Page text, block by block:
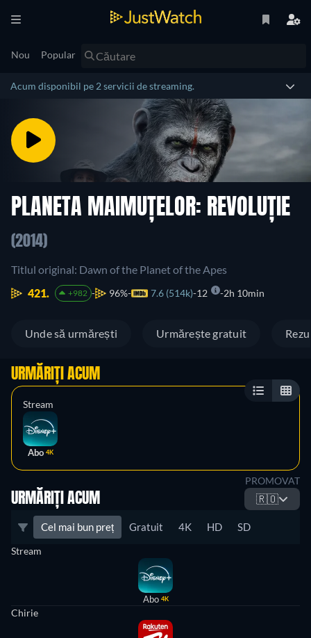
Nou Popular
Acum disponibil pe 2 servicii de streaming.
PLANETA MAIMUȚELOR: REVOLUȚIE
(2014)
Titlul original: Dawn of the Planet of the Apes
421.
+982 96% 7.6 (514k) 12 2h 10min
Unde să urmărești Urmărește gratuit
URMĂRIȚI ACUM
Stream
Abo 4K
PROMOVAT
URMĂRIȚI ACUM 🇷🇴
Cel mai bun preț Gratuit 4K HD SD
Stream
Abo 4K
Chirie